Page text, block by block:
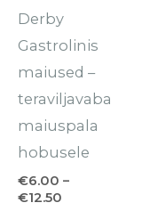
Derby
Gastrolinis
maiused –
teraviljavaba
maiuspala
hobusele
€6.00 –
€12.50
varianti.
Valikuid
saab
teha
tootelehel.